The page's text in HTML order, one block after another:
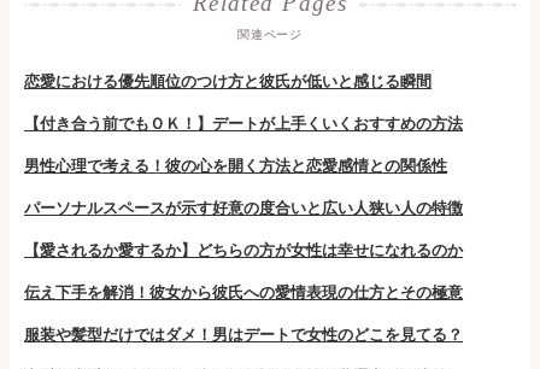
関連ページ
恋愛における優先順位のつけ方と彼氏が低いと感じる瞬間
【付き合う前でもＯＫ！】デートが上手くいくおすすめの方法
男性心理で考える！彼の心を開く方法と恋愛感情との関係性
パーソナルスペースが示す好意の度合いと広い人狭い人の特徴
【愛されるか愛するか】どちらの方が女性は幸せになれるのか
伝え下手を解消！彼女から彼氏への愛情表現の仕方とその極意
服装や髪型だけではダメ！男はデートで女性のどこを見てる？